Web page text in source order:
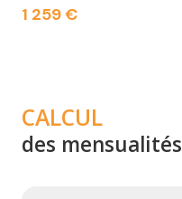
1 259 €
CALCUL
des mensualités